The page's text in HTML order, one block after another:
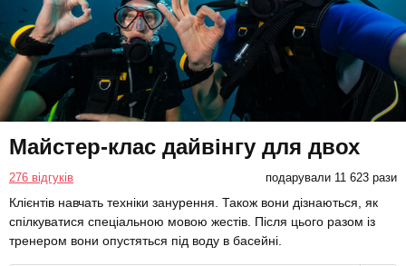
Майстер-клас дайвінгу для двох
276 відгуків подарували 11 623 рази
Клієнтів навчать техніки занурення. Також вони дізнаються, як
спілкуватися спеціальною мовою жестів. Після цього разом із
тренером вони опустяться під воду в басейні.